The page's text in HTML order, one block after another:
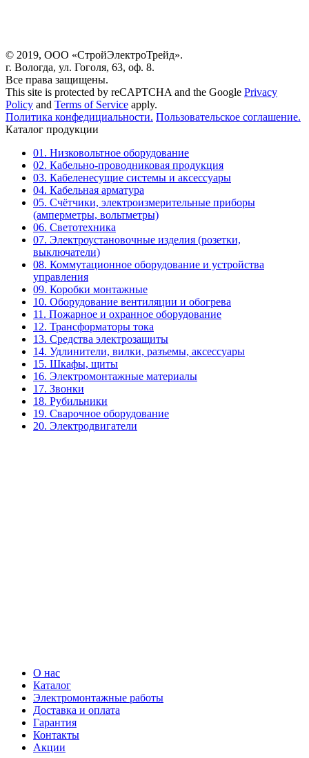
© 2019, ООО «СтройЭлектроТрейд».
г. Вологда, ул. Гоголя, 63, оф. 8.
Все права защищены.
This site is protected by reCAPTCHA and the Google Privacy
Policy and Terms of Service apply.
Политика конфедициальности. Пользовательское соглашение.
Каталог продукции
01. Низковольтное оборудование
02. Кабельно-проводниковая продукция
03. Кабеленесущие системы и аксессуары
04. Кабельная арматура
05. Счётчики, электроизмерительные приборы
(амперметры, вольтметры)
06. Светотехника
07. Электроустановочные изделия (розетки,
выключатели)
08. Коммутационное оборудование и устройства
управления
09. Коробки монтажные
10. Оборудование вентиляции и обогрева
11. Пожарное и охранное оборудование
12. Трансформаторы тока
13. Средства электрозащиты
14. Удлинители, вилки, разъемы, аксессуары
15. Шкафы, щиты
16. Электромонтажные материалы
17. Звонки
18. Рубильники
19. Сварочное оборудование
20. Электродвигатели
О нас
Каталог
Электромонтажные работы
Доставка и оплата
Гарантия
Контакты
Акции